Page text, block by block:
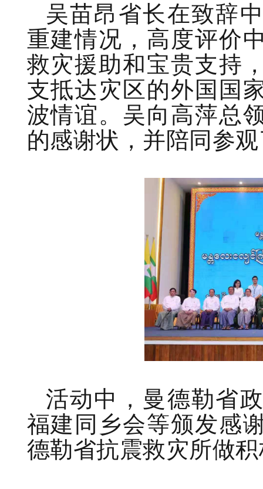
吴苗昂省长在致辞
重建情况，高度评价
救灾援助和宝贵支持
支抵达灾区的外国国
波情谊。吴向高萍总
的感谢状，并陪同参
活动中，曼德勒省
福建同乡会等颁发感
德勒省抗震救灾所做